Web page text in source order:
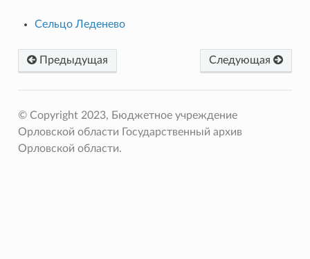
Сельцо Леденево
Предыдущая Следующая
© Copyright 2023, Бюджетное учреждение
Орловской области Государственный архив
Орловской области.